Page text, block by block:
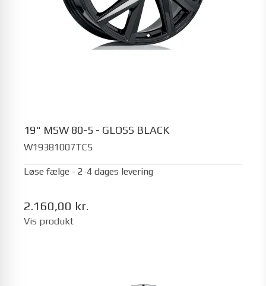
19" MSW 80-5 - GLOSS BLACK
W19381007TC5
Løse fælge - 2-4 dages levering
2.160,00 kr.
Vis produkt